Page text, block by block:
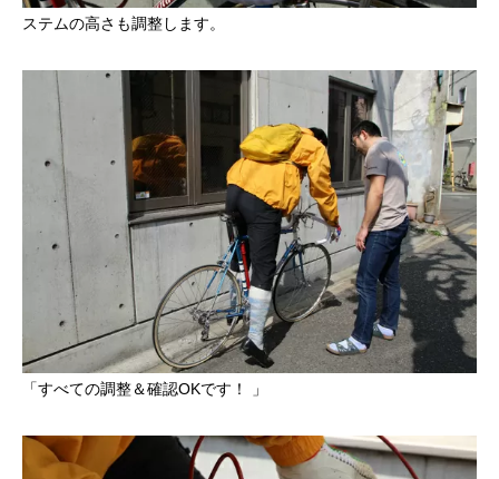
ステムの高さも調整します。
「すべての調整＆確認OKです！ 」